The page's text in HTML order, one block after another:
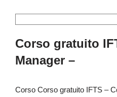
Corso gratuito
Manager –
Corso Corso gratuito IFTS –